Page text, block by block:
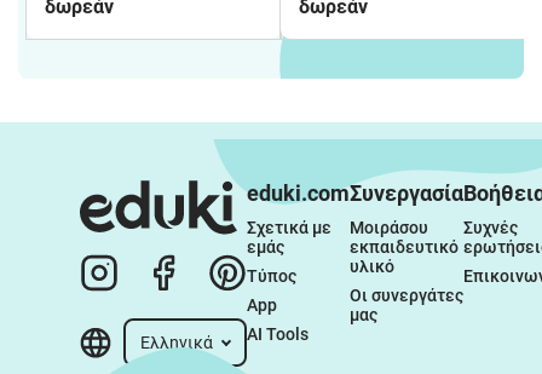
δωρεάν δωρεάν
Ελληνικά
eduki.com
Σχετικά με
εμάς
Τύπος
App
AI Tools
Συνεργασία
Μοιράσου
εκπαιδευτικό
υλικό
Οι συνεργάτες
μας
Συχνές